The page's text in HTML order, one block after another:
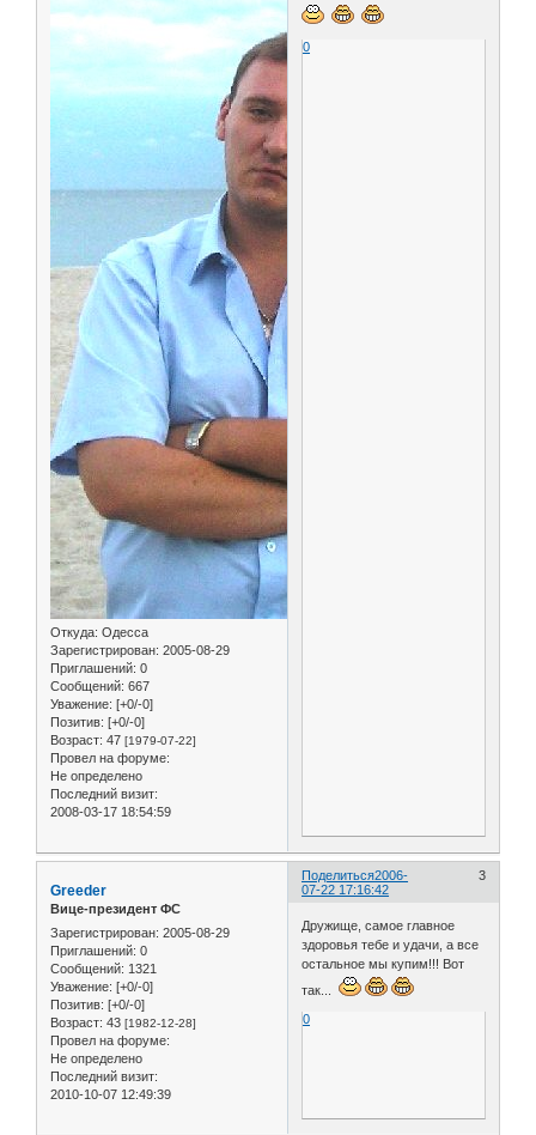
Откуда: Одесса
Зарегистрирован: 2005-08-29
Приглашений: 0
Сообщений: 667
Уважение: [+0/-0]
Позитив: [+0/-0]
Возраст: 47 [1979-07-22]
Провел на форуме:
Не определено
Последний визит:
2008-03-17 18:54:59
0
Поделиться 3
2006-
07-22 17:16:42
Greeder
Вице-президент ФС
Зарегистрирован: 2005-08-29
Приглашений: 0
Сообщений: 1321
Уважение: [+0/-0]
Позитив: [+0/-0]
Возраст: 43 [1982-12-28]
Провел на форуме:
Не определено
Последний визит:
2010-10-07 12:49:39
Дружище, самое главное
здоровья тебе и удачи, а все
остальное мы купим!!! Вот
так...
0